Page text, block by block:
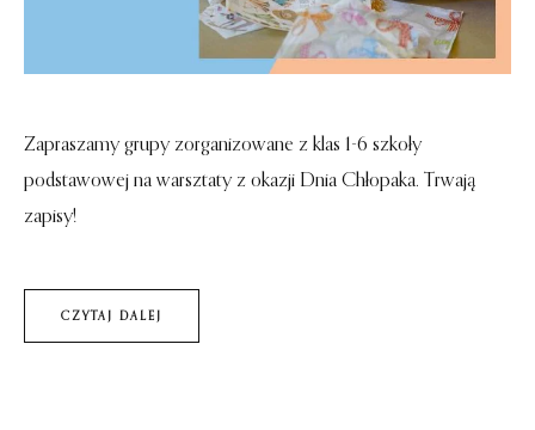
Zapraszamy grupy zorganizowane z klas 1-6 szkoły
podstawowej na warsztaty z okazji Dnia Chłopaka. Trwają
zapisy!
CZYTAJ DALEJ